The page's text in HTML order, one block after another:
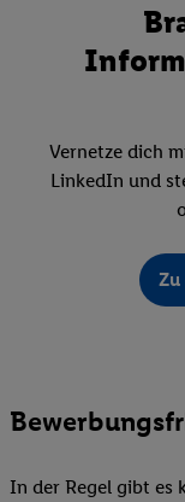
Vernetze dich
LinkedIn und
In der Regel gibt es